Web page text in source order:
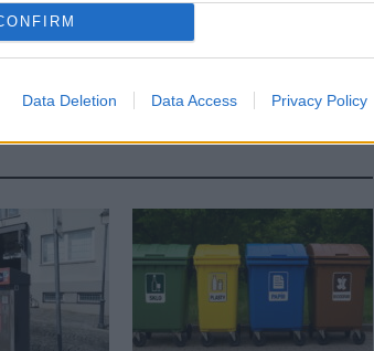
Data Deletion Data Access Privacy Policy
Policie varuje: Předvánoční doba je rájem